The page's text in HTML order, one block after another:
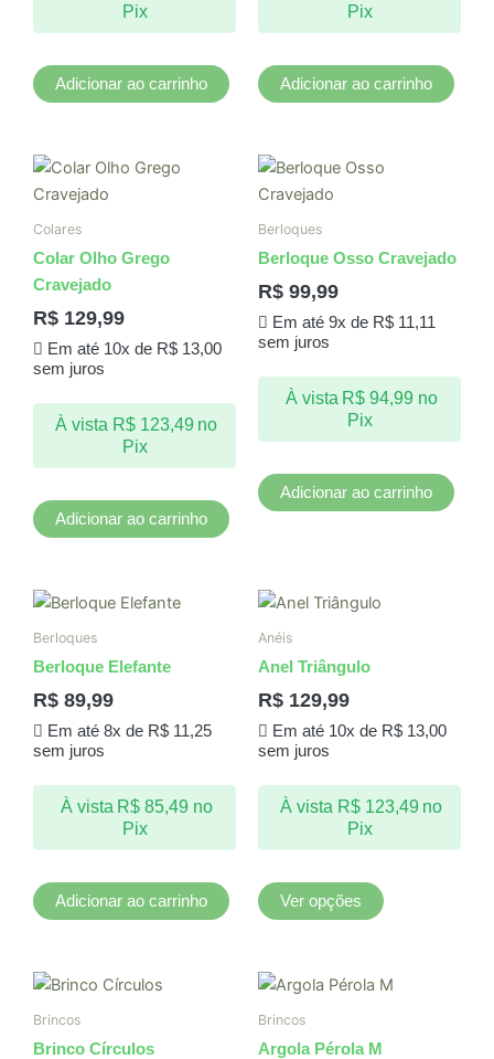
Pix
Adicionar ao carrinho
Pix
Adicionar ao carrinho
Colares
Colar Olho Grego
Cravejado
R$ 129,99
Em até 10x de R$13,00
sem juros
À vista R$123,49 no
Pix
Adicionar ao carrinho
Berloques
Berloque Osso Cravejado
R$ 99,99
Em até 9x de R$11,11
sem juros
À vista R$ 94,99 no
Pix
Adicionar ao carrinho
Berloques
Berloque Elefante
R$ 89,99
Em até 8x de R$11,25
sem juros
À vista R$ 85,49 no
Pix
Adicionar ao carrinho
Anéis
Anel Triângulo
R$ 129,99
Em até 10x de R$13,00
sem juros
À vista R$123,49 no
Pix
Ver opções
As
podem
ser
página
Brincos
Brinco Círculos
Brincos
Argola Pérola M